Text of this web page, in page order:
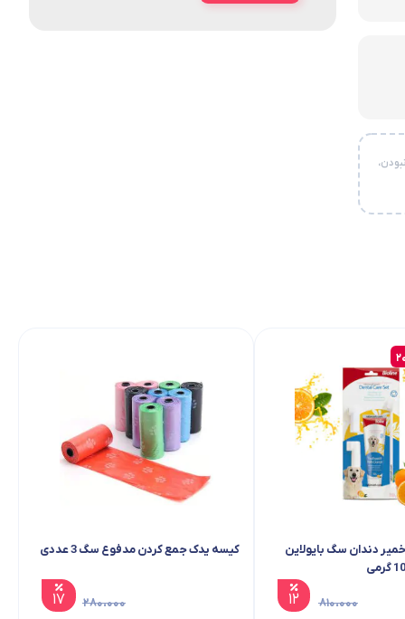
دندان سگ بایولاین
۸۱۰،۰۰۰ ۱۲
کیسه یدک جمع کردن مدفوع سگ 3 عددی
۲۸۰،۰۰۰ ۱۷